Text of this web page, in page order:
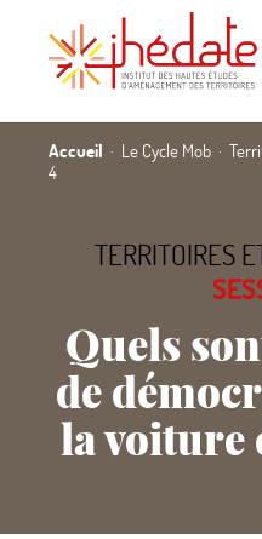
Accueil Le Cycle Mob
4
TERRITOIRES
Quels
de
la voiture